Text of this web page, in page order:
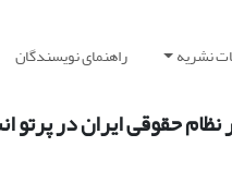
نشریه راهنمای نویسندگان
حقوقی ایران در